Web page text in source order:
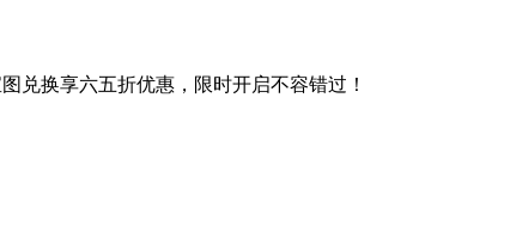
兑换享六五折优惠，限时开启不容错过！